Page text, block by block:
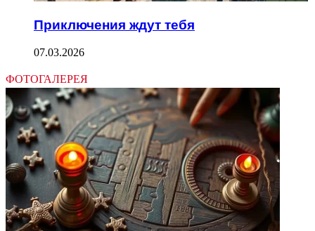
Приключения ждут тебя
07.03.2026
ФОТОГАЛЕРЕЯ